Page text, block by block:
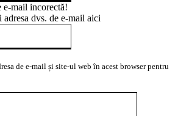
e-mail incorectă!
dvs. de e-mail aici
de e-mail și site-ul web în acest browser pentru